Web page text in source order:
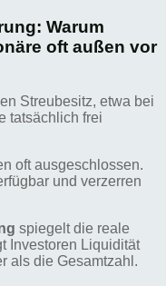
Warum
oft außen vor
Streubesitz, etwa bei
tatsächlich frei
oft ausgeschlossen.
und verzerren
spiegelt die reale
Investoren Liquidität
als die Gesamtzahl.